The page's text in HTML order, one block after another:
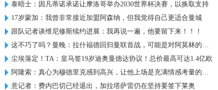
泰晤士：因凡蒂诺承诺让摩洛哥举办2030世界杯决赛，以换取支持
17岁蒙加：我曾非常接近加盟阿森纳，但我觉得自己更适合曼城
跟队记者谈维尼修斯续约进展：我再说一遍，他要留下来！！！
这不巧了吗？曼晚：拉什福德回归曼联首战，可能是对阿莫林的米兰
尘埃落定！TA：皇马签19岁迪奥曼德达协议！总价最高可达1.4亿欧
阿隆索：真心为穆德里克感到高兴，让他上场是充满情感考量的决定
意记者：费内巴切已经退出，加拉塔萨雷仍在坚持要签下莱奥